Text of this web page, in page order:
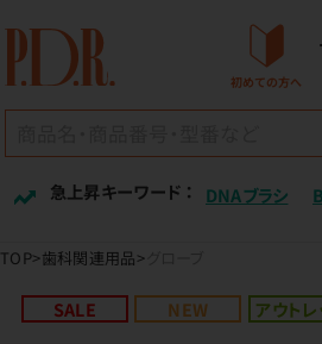
初めての方へ
急上昇キーワード ： DNAブラシ
TOP 歯科関連用品
SALE NEW アウトレ